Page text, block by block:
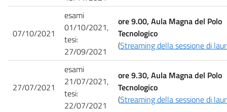
07/10/2021
esami
01/10/2021,
tesi:
27/09/2021
ore 9.00, Aula Magna del Polo
Tecnologico
(Streaming della sessione di
27/07/2021
esami
21/07/2021,
tesi:
22/07/2021
ore 9.30, Aula Magna del Polo
Tecnologico
(Streaming della sessione di